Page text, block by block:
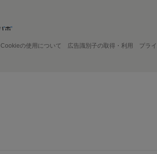
Cookieの使用について 広告識別子の取得・利用 プラ